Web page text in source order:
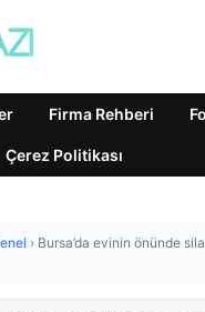
Firma Rehberi
Çerez Politikası
› Bursa’da evinin önünde